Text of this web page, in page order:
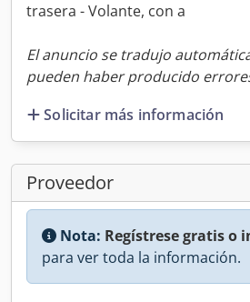
trasera - Volante, con a
El anuncio se tradujo
pueden haber producido
Solicitar más información
Proveedor
Nota: Regístrese gratis o
para ver toda la información.